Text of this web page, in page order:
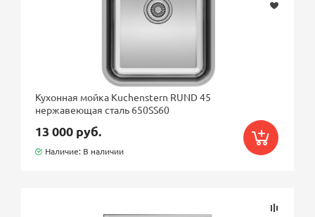
Ширина шкафа, см
40
45
Кухонная мойка Kuchenstern RUND 45
нержавеющая сталь 650SS60
13 000 руб.
Наличие: В наличии